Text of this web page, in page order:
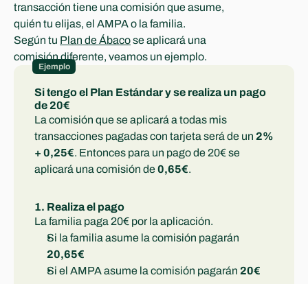
transacción tiene una comisión que asume,
quién tu elijas, el AMPA o la familia.
Según tu Plan de Ábaco se aplicará una
comisión diferente, veamos un ejemplo.
Si tengo el Plan Estándar y se realiza un pago
de 20€
La comisión que se aplicará a todas mis
transacciones pagadas con tarjeta será de un 2%
+ 0,25€. Entonces para un pago de 20€ se
aplicará una comisión de 0,65€.
Ejemplo
1. Realiza el pago
La familia paga 20€ por la aplicación.
20,65€
Si el AMPA asume la comisión pagarán 20€